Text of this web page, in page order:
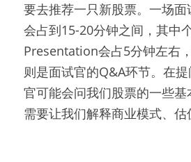
要去推荐一只新股票。一场
会占到15-20分钟之间，其中
Presentation会占5分钟左右
则是面试官的Q&A环节。在
官可能会问我们股票的一些
需要让我们解释商业模式、估